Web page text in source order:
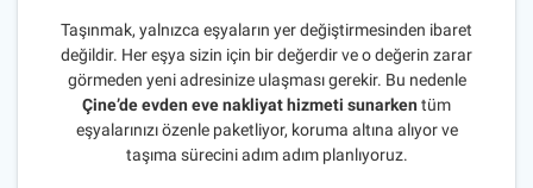
Taşınmak, yalnızca eşyaların yer değiştirmesinden ibaret
değildir. Her eşya sizin için bir değerdir ve o değerin zarar
görmeden yeni adresinize ulaşması gerekir. Bu nedenle
Çine’de evden eve nakliyat hizmeti sunarken tüm
eşyalarınızı özenle paketliyor, koruma altına alıyor ve
taşıma sürecini adım adım planlıyoruz.